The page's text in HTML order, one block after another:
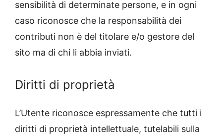
sensibilità di determinate persone, e in ogni
caso riconosce che la responsabilità dei
contributi non è del titolare e/o gestore del
sito ma di chi li abbia inviati.
Diritti di proprietà
L’Utente riconosce espressamente che tutti i
diritti di proprietà intellettuale, tutelabili sulla